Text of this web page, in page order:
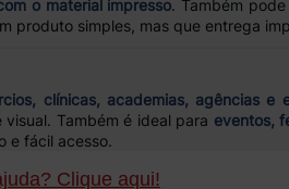
o material impresso. Também
produto simples, mas que entrega
clínicas, academias, agências e
Também é ideal para eventos,
e fácil acesso.
Clique aqui!